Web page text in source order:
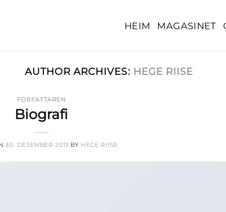
HEIM MAGASINET
AUTHOR ARCHIVES: HEGE RIISE
FORFATTAREN
Biografi
30. DESEMBER 2013 BY HEGE RIISE